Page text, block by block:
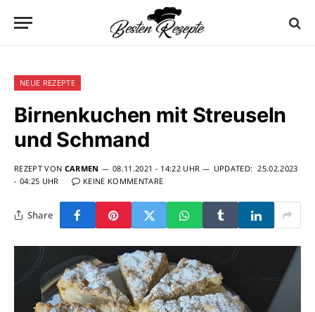
NEUE REZEPTE
Birnenkuchen mit Streuseln
und Schmand
REZEPT VON CARMEN 08.11.2021 - 14:22 UHR UPDATED: 25.02.2023
- 04:25 UHR
KEINE KOMMENTARE
Share